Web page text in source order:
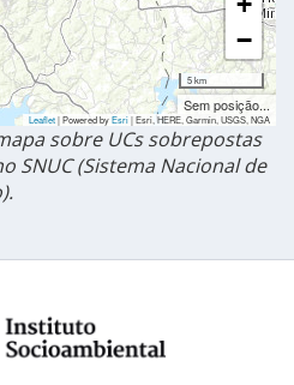
−
5 km
Sem posição...
Leaflet| Powered byEsri|Esri, HERE, Garmin, USGS, NGA
sobre UCs sobrepostas
SNUC (Sistema Nacional de